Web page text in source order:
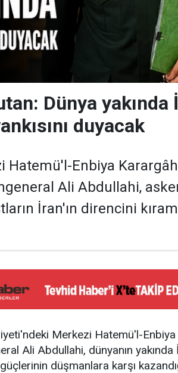
Dünya yakında
duyacak
Hatemü'l-Enbiya
Ali Abdullahi,
İran'ın direncini
Merkezi Hatemü'l-Enbiya
Ali Abdullahi, dünyanın yakında
düşmanlara karşı